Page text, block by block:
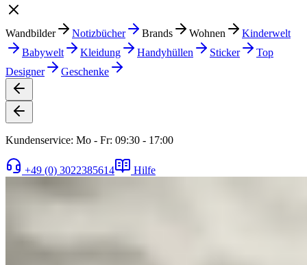
Wandbilder Notizbücher Brands Wohnen
Kinderwelt
Babywelt
Kleidung Handyhüllen Sticker
Top
Designer
Geschenke
Kundenservice: Mo - Fr: 09:30 - 17:00
+49 (0) 3022385614 Hilfe